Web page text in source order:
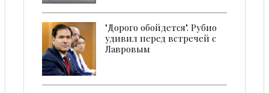
"Дорого обойдется". Рубио
удивил перед встречей с
Лавровым